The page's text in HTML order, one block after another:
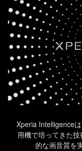
Xperia Intelligence
用機で培ってきた技
的な画音質を